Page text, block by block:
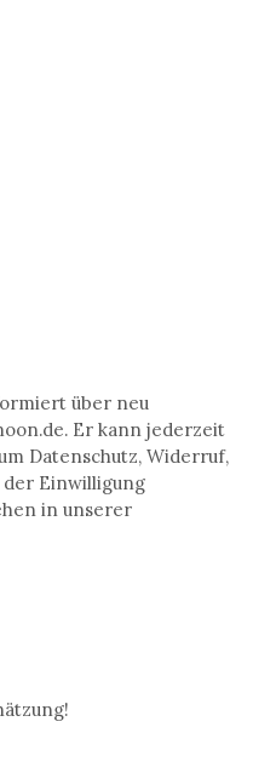
über neu
Er kann jederzeit
Datenschutz, Widerruf,
Einwilligung
in unserer